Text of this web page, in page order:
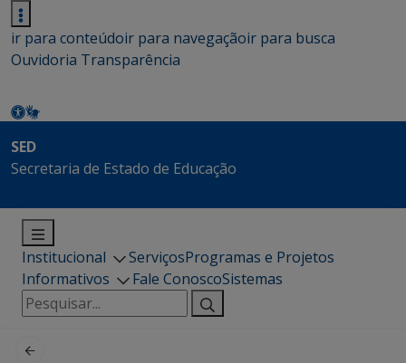
ir para conteúdoir para navegaçãoir para busca
Ouvidoria Transparência
SED
Secretaria de Estado de Educação
Institucional ServiçosProgramas e Projetos
Informativos
Fale ConoscoSistemas
Pesquisar
por: